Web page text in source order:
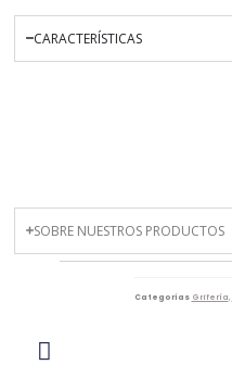
CARACTERÍSTICAS
SOBRE NUESTROS PRODUCTOS
Categorías Grifería,